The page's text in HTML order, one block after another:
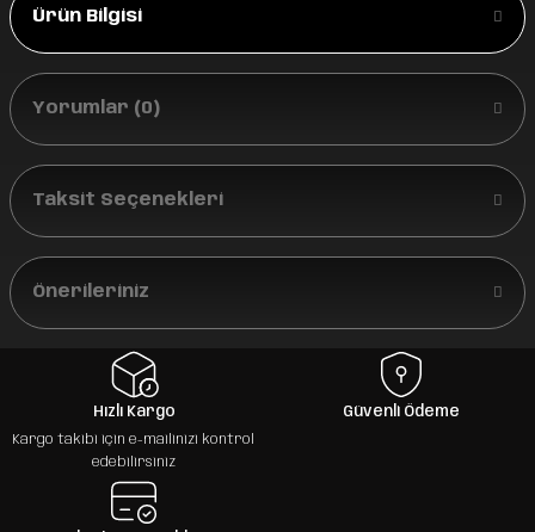
Ürün Bilgisi
Yorumlar (0)
Taksit Seçenekleri
Önerileriniz
Hızlı Kargo
Kargo takibi için e-mailinizi kontrol
edebilirsiniz
Güvenli Ödeme